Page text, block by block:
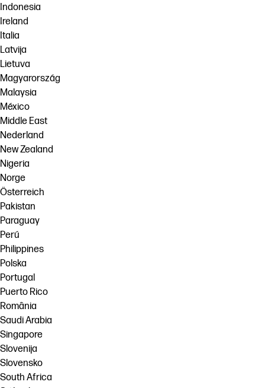
Indonesia
Ireland
Italia
Latvija
Lietuva
Magyarország
Malaysia
México
Middle East
Nederland
New Zealand
Nigeria
Norge
Österreich
Pakistan
Paraguay
Perú
Philippines
Polska
Portugal
Puerto Rico
România
Saudi Arabia
Singapore
Slovenija
Slovensko
South Africa